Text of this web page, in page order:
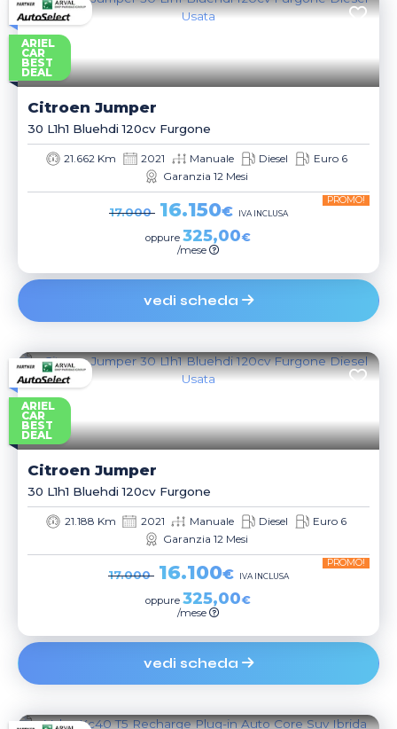
ARIEL
CAR
BEST
DEAL
Citroen Jumper
30 L1h1 Bluehdi 120cv Furgone
21.662 Km 2021 Manuale Diesel
Euro 6
Garanzia 12 Mesi
17.000 16.150€
PROMO!
IVA INCLUSA
oppure325,00€
/mese
vedi scheda
ARIEL
CAR
BEST
DEAL
Citroen Jumper
30 L1h1 Bluehdi 120cv Furgone
21.188 Km 2021 Manuale Diesel
Euro 6
Garanzia 12 Mesi
17.000 16.100€
PROMO!
IVA INCLUSA
oppure325,00€
/mese
vedi scheda